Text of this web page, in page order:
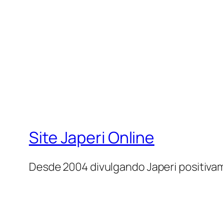
Site Japeri Online
Desde 2004 divulgando Japeri